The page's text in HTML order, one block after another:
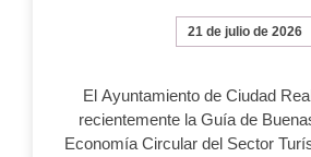
21 de julio de 2026
El Ayuntamiento de Ciudad
recientemente la Guía de
Economía Circular del Sector